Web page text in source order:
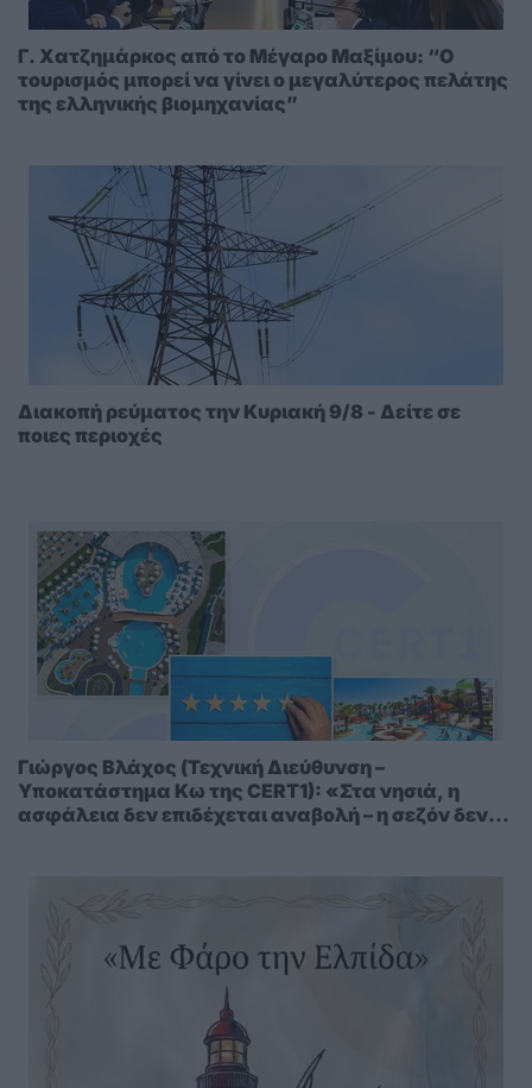
Γ. Χατζημάρκος από το Μέγαρο Μαξίμου: “Ο
τουρισμός μπορεί να γίνει ο μεγαλύτερος πελάτης
της ελληνικής βιομηχανίας”
Διακοπή ρεύματος την Κυριακή 9/8 - Δείτε σε
ποιες περιοχές
Γιώργος Βλάχος (Τεχνική Διεύθυνση –
Υποκατάστημα Κω της CERT1): «Στα νησιά, η
ασφάλεια δεν επιδέχεται αναβολή – η σεζόν δεν